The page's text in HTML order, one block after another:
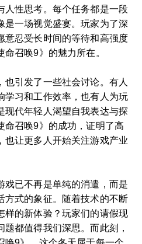
人性思考。每个任务都是一段
是一场视觉盛宴。玩家为了深
意忍受长时间的等待和高强度
召唤9》的魅力所在。
引发了一些社会讨论。有人
学习和工作效率，也有人为玩
现代年轻人渴望自我表达与探
命召唤9》的成功，证明了高
也让更多人开始关注游戏产业
戏已不再是单纯的消遣，而是
方式的象征。随着技术的不断
样的新体验？玩家们的请假现
都值得我们深思。而此刻，